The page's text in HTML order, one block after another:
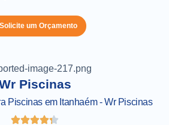
Solicite um Orçamento
Piscinas
Piscinas em Itanhaém - Wr Piscinas